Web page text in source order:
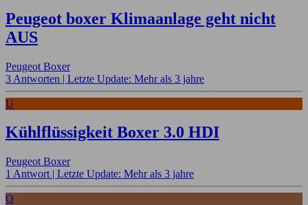
Peugeot boxer Klimaanlage geht nicht
AUS
Peugeot Boxer
3 Antworten | Letzte Update: Mehr als 3 jahre
U
Kühlflüssigkeit Boxer 3.0 HDI
Peugeot Boxer
1 Antwort | Letzte Update: Mehr als 3 jahre
O